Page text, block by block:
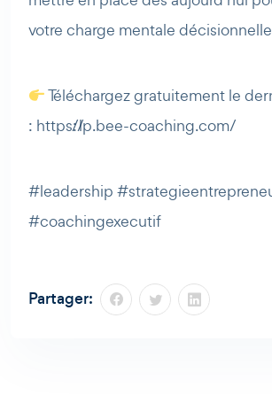
votre charge mentale
Téléchargez gratuitement le
: https://lp.bee-coaching.com/
#leadership
#coachingexecutif
Partager: